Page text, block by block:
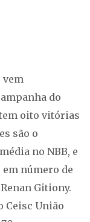
vem
do
oito vitórias
são o
no NBB, e
número de
Gitiony.
Ceisc União